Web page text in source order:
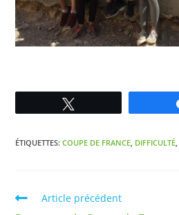
ÉTIQUETTES:COUPE DE FRANCE, DIFFICULTÉ,
Article précédent